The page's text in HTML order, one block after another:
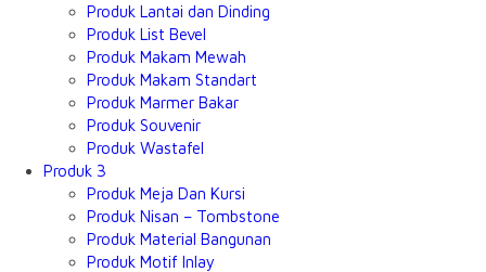
Produk Lantai dan Dinding
Produk List Bevel
Produk Makam Mewah
Produk Makam Standart
Produk Marmer Bakar
Produk Souvenir
Produk Wastafel
Produk 3
Produk Meja Dan Kursi
Produk Nisan – Tombstone
Produk Material Bangunan
Produk Motif Inlay